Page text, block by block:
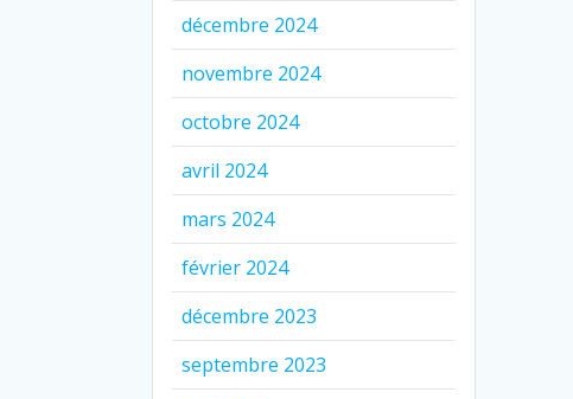
décembre 2024
novembre 2024
octobre 2024
avril 2024
mars 2024
février 2024
décembre 2023
septembre 2023